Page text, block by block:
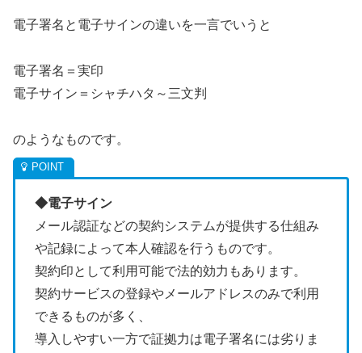
電子署名と電子サインの違いを一言でいうと
電子署名＝実印
電子サイン＝シャチハタ～三文判
のようなものです。
◆電子サイン
メール認証などの契約システムが提供する仕組み
や記録によって本人確認を行うものです。
契約印として利用可能で法的効力もあります。
契約サービスの登録やメールアドレスのみで利用
できるものが多く、
導入しやすい一方で証拠力は電子署名には劣りま